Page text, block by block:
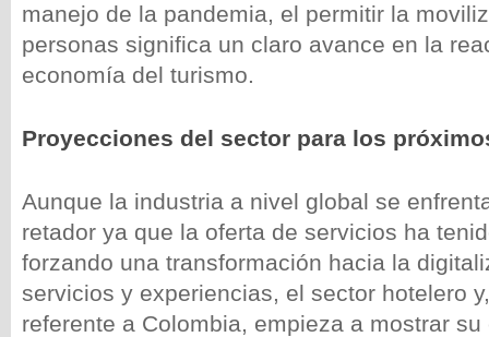
manejo de la pandemia, el permitir la
personas significa un claro avance en la
economía del turismo.
Proyecciones del sector para los
Aunque la industria a nivel global se
retador ya que la oferta de servicios ha
forzando una transformación hacia la
servicios y experiencias, el sector hotelero
referente a Colombia, empieza a mostrar